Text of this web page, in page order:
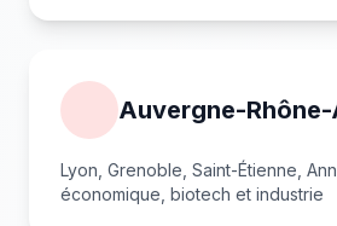
Auvergne-
Lyon, Grenoble, Saint-Étienne,
économique, biotech et industrie